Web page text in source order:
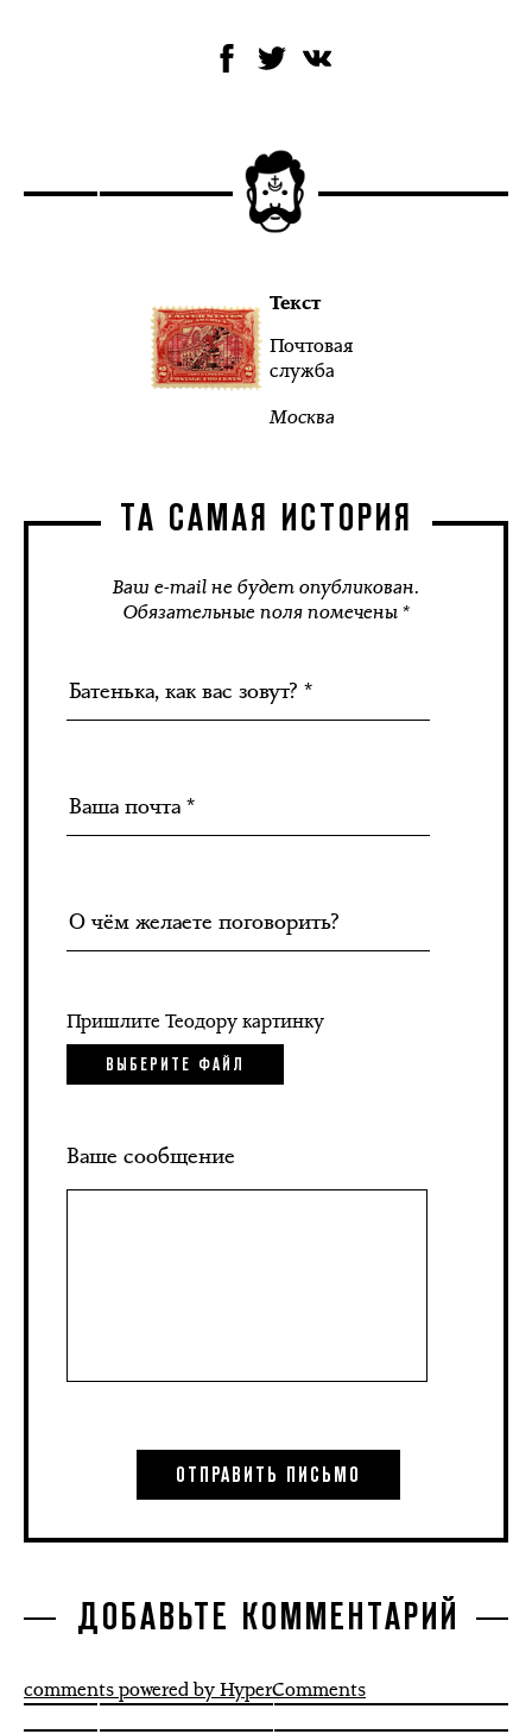
Текст
Почтовая
служба
Москва
ТА САМАЯ ИСТОРИЯ
Ваш e-mail не будет опубликован.
Обязательные поля помечены *
Пришлите Теодору картинку
ВЫБЕРИТЕ ФАЙЛ
Ваше сообщение
ДОБАВЬТЕ КОММЕНТАРИЙ
comments powered by HyperComments